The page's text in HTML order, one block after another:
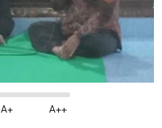
A+ A++